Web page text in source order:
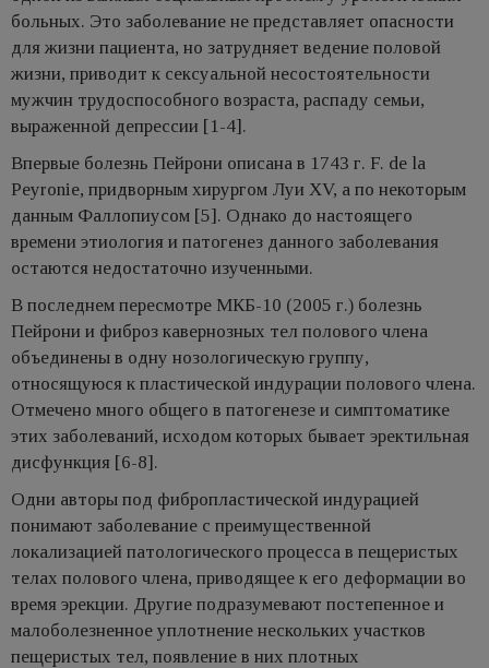
больных. Это заболевание не представляет опасности
для жизни пациента, но затрудняет ведение половой
жизни, приводит к сексуальной несостоятельности
мужчин трудоспособного возраста, распаду семьи,
выраженной депрессии [1-4].
Впервые болезнь Пейрони описана в 1743 г. F. de la
Peyronie, придворным хирургом Луи XV, а по некоторым
данным Фаллопиусом [5]. Однако до настоящего
времени этиология и патогенез данного заболевания
остаются недостаточно изученными.
В последнем пересмотре МКБ-10 (2005 г.) болезнь
Пейрони и фиброз кавернозных тел полового члена
объединены в одну нозологическую группу,
относящуюся к пластической индурации полового члена.
Отмечено много общего в патогенезе и симптоматике
этих заболеваний, исходом которых бывает эректильная
дисфункция [6-8].
Одни авторы под фибропластической индурацией
понимают заболевание с преимущественной
локализацией патологического процесса в пещеристых
телах полового члена, приводящее к его деформации во
время эрекции. Другие подразумевают постепенное и
малоболезненное уплотнение нескольких участков
пещеристых тел, появление в них плотных